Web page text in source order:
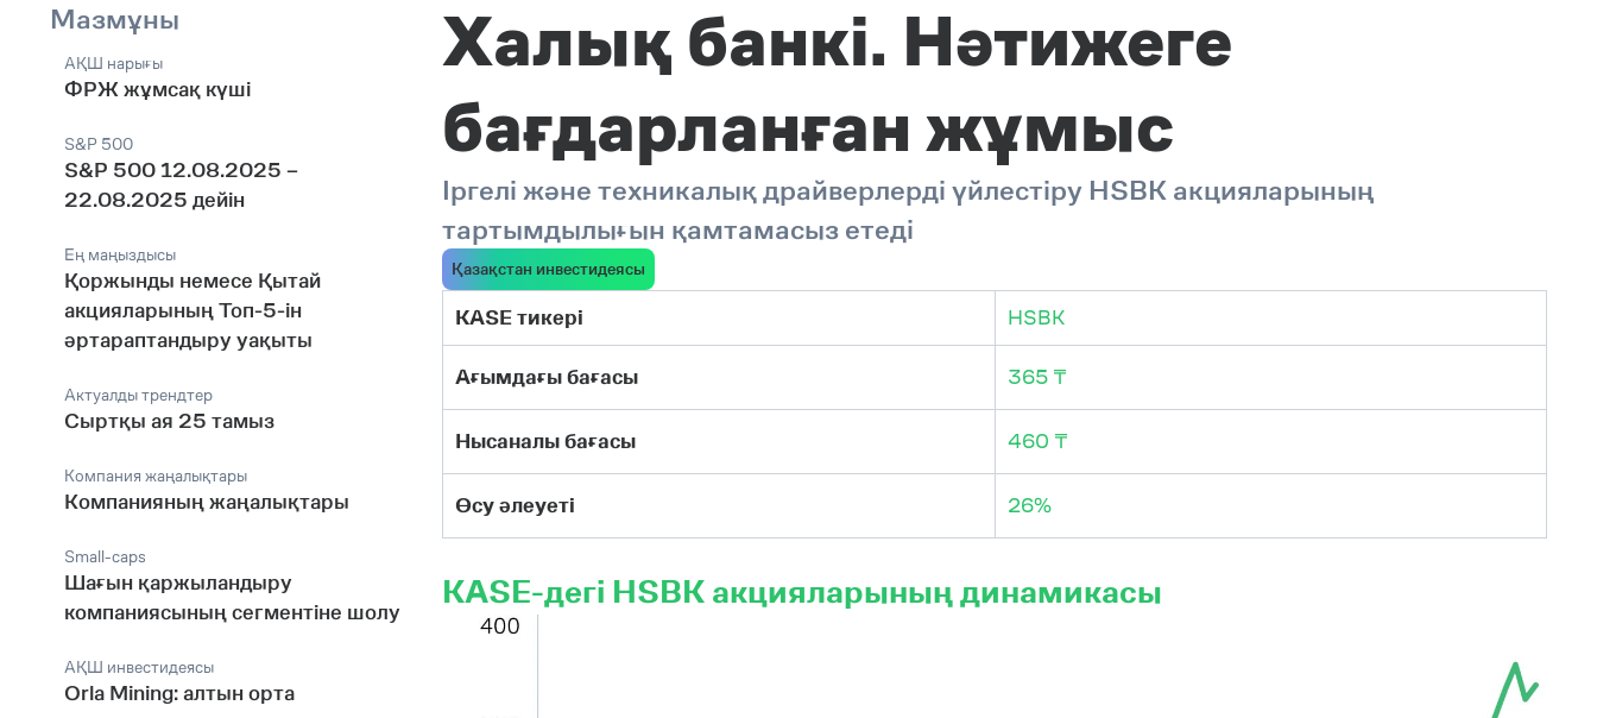
Мазмұны
АҚШ нарығы
ФРЖ жұмсақ күші
S&P 500
S&P 500 12.08.2025 –
22.08.2025 дейін
Ең маңыздысы
Қоржынды немесе Қытай
акцияларының Топ-5-ін
әртараптандыру уақыты
Актуалды трендтер
Сыртқы ая 25 тамыз
Компания жаңалықтары
Компанияның жаңалықтары
Small-caps
Шағын қаржыландыру
компаниясының сегментіне шолу
АҚШ инвестидеясы
Orla Mining: алтын орта
Халық банкі. Нәтижеге
бағдарланған жұмыс
Іргелі және техникалық драйверлерді үйлестіру HSBK акцияларының
тартымдылығын қамтамасыз етеді
Қазақстан инвестидеясы
KASE тикері HSBK
Ағымдағы бағасы 365 ₸
Нысаналы бағасы 460 ₸
Өсу әлеуеті 26%
KASE-дегі HSBK акцияларының динамикасы